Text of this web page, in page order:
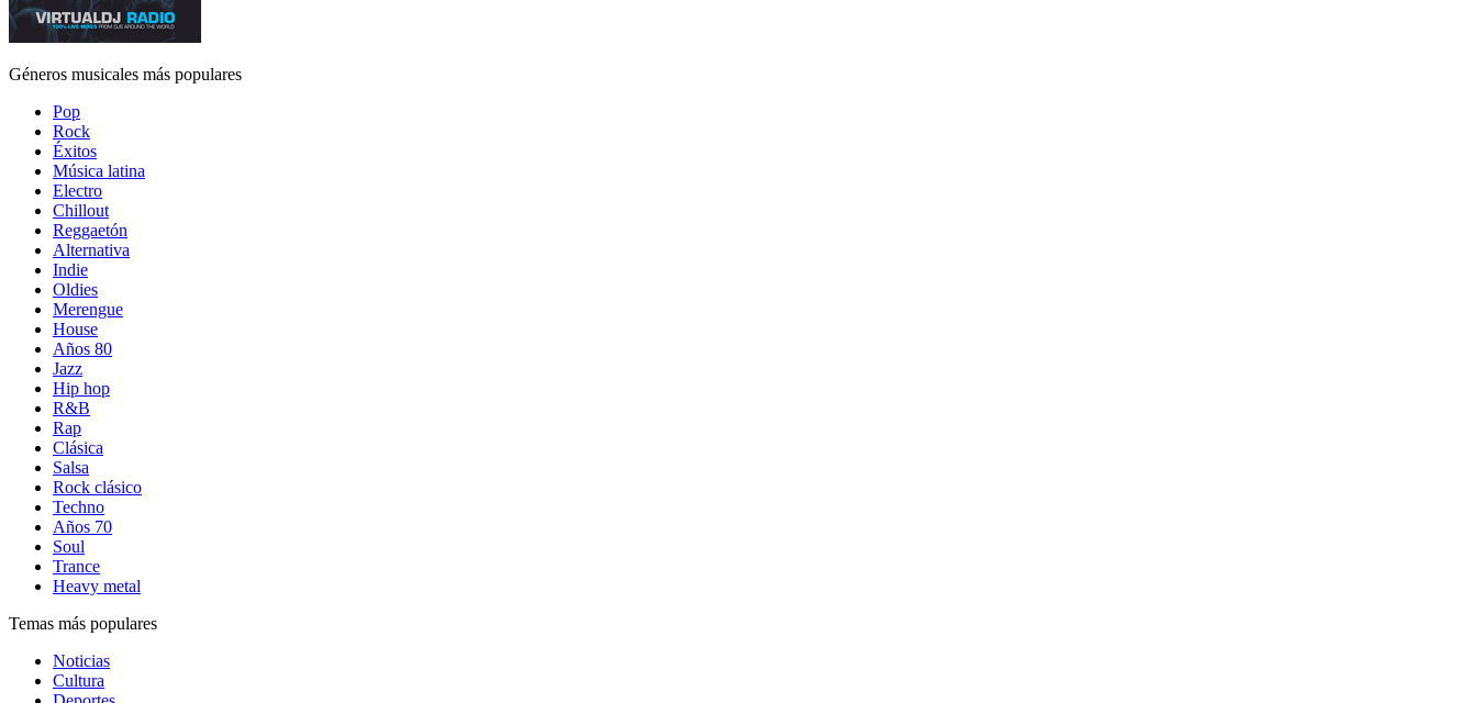
Géneros musicales más populares
Pop
Rock
Éxitos
Música latina
Electro
Chillout
Reggaetón
Alternativa
Indie
Oldies
Merengue
House
Años 80
Jazz
Hip hop
R&B
Rap
Clásica
Salsa
Rock clásico
Techno
Años 70
Soul
Trance
Heavy metal
Temas más populares
Noticias
Cultura